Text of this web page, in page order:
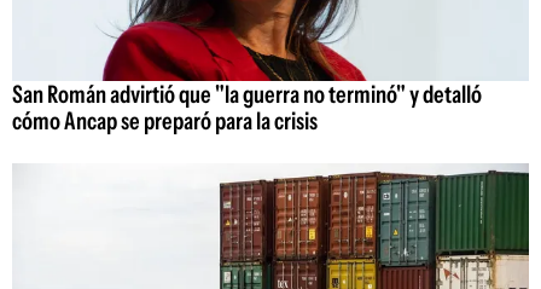
San Román advirtió que "la guerra no terminó" y detalló
cómo Ancap se preparó para la crisis